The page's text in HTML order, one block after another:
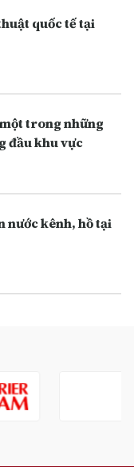
quốc tế tại
trong những
đầu khu vực
nước kênh, hồ tại